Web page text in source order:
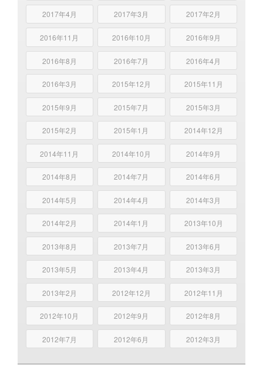
2017年4月 2017年3月 2017年2月
2016年11月 2016年10月 2016年9月
2016年8月 2016年7月 2016年4月
2016年3月 2015年12月 2015年11月
2015年9月 2015年7月 2015年3月
2015年2月 2015年1月 2014年12月
2014年11月 2014年10月 2014年9月
2014年8月 2014年7月 2014年6月
2014年5月 2014年4月 2014年3月
2014年2月 2014年1月 2013年10月
2013年8月 2013年7月 2013年6月
2013年5月 2013年4月 2013年3月
2013年2月 2012年12月 2012年11月
2012年10月 2012年9月 2012年8月
2012年7月 2012年6月 2012年3月